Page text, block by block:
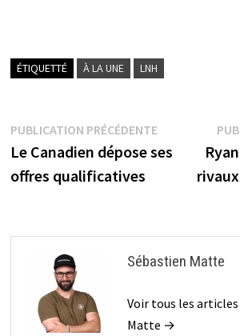
ÉTIQUETTÉ À LA UNE LNH
Navigation
de
l’article
PUBLICATION PRÉCÉDENTEPublication
précédente :
Le Canadien dépose ses
offres qualificatives
Sébastien Matte
Voir tous les articles
Matte →